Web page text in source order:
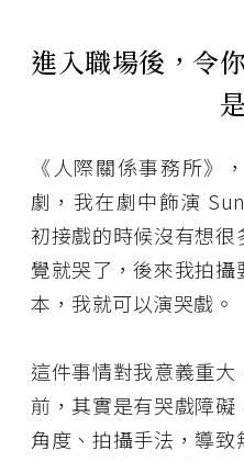
進入職場後，令
《人際關係事務所》
劇，我在劇中飾演
初接戲的時候沒有想
覺就哭了，後來我拍
本，我就可以演哭戲。
這件事情對我意義重
前，其實是有哭戲障
角度、拍攝手法，導